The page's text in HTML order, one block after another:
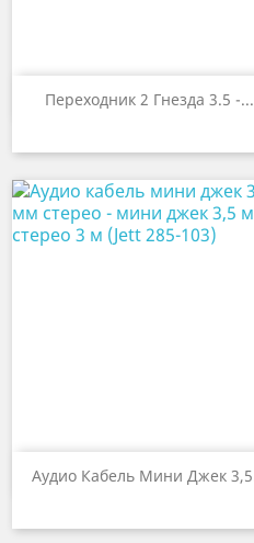
Переходник 2 Гнезда 3.5 -...
 Быстрый просмотр
Аудио Кабель Мини Джек
 Быстрый просмотр